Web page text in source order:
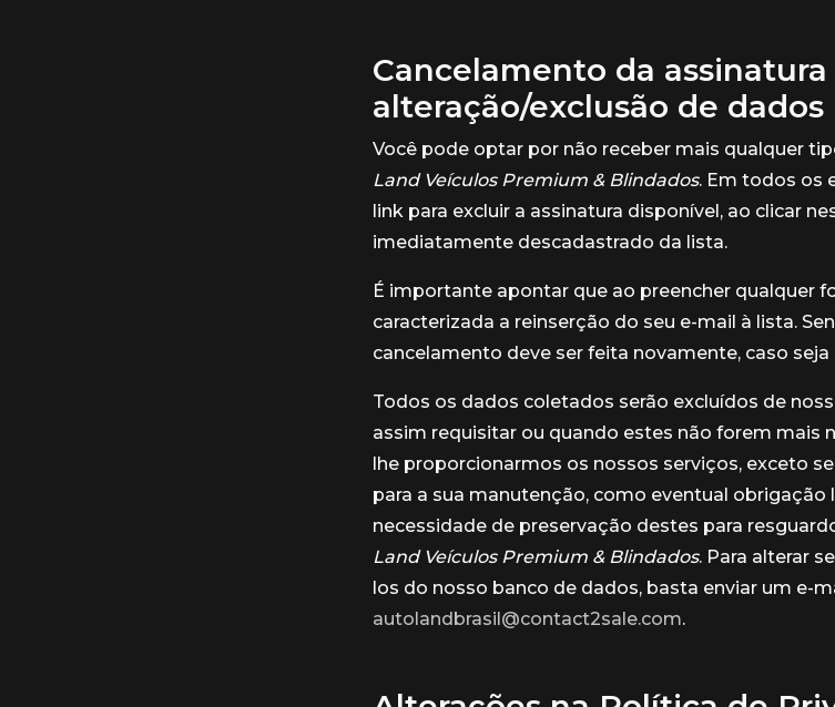
Cancelamento da
alteração/exclusão de dados
Você pode optar por não receber mais qualquer
Land Veículos Premium & Blindados. Em todos os
link para excluir a assinatura disponível, ao clicar
imediatamente descadastrado da lista.
É importante apontar que ao preencher qualquer
caracterizada a reinserção do seu e-mail à lista.
cancelamento deve ser feita novamente, caso seja
Todos os dados coletados serão excluídos de
assim requisitar ou quando estes não forem mais
lhe proporcionarmos os nossos serviços, exceto
para a sua manutenção, como eventual obrigação
necessidade de preservação destes para
Land Veículos Premium & Blindados. Para alterar
los do nosso banco de dados, basta enviar um e-
autolandbrasil@contact2sale.com.